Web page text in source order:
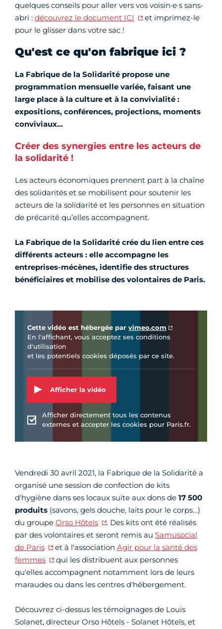
quelques conseils pour aller vers vos voisin·e·s sans-
abri : découvrez le document ICI
et imprimez-le
pour le glisser dans votre sac !
Qu'est ce qu'on fabrique ici ?
La Fabrique de la Solidarité propose une
programmation mensuelle variée, faisant une
large place à la culture et à la convivialité :
expositions, conférences, projections, moments
conviviaux…
Créer des synergies entre les acteurs de
la solidarité !
Les acteurs économiques prennent part à la chaîne
des solidarités et se mobilisent pour soutenir les
acteurs de la solidarité et les personnes en situation
de précarité qu’elles accompagnent.
La Fabrique de la Solidarité crée du lien entre ces
différents acteurs : elle accompagne les
entreprises-mécènes, identifie des structures
bénéficiaires et mobilise des volontaires de Paris.
Cette vidéo est hébergée par vimeo.com
En l'affichant, vous acceptez ses conditions
d'utilisation
et les potentiels cookies déposés par ce site.
Afficher la vidéo
Afficher directement tous les contenus
externes et accepter les cookies pour Paris.fr.
Vendredi 30 avril 2021, la Fabrique de la Solidarité a
organisé une session de confection de kits
d'hygiène dans ses locaux suite aux dons de 17 500
produits (savons, gels douche, laits pour le corps…)
du groupe Orso Hôtels
. Des kits ont été réalisés
par des volontaires et seront remis au Samusocial
de Paris
et à l'association Agir pour la santé des
femmes
qui les distribuent aux personnes
qu'elles accompagnent notamment lors de leurs
maraudes ou dans les centres d'hébergement.
Découvrez ci-dessus les témoignages de Louis
Solanet, directeur Orso Hôtels - Solanet Hôtels, et